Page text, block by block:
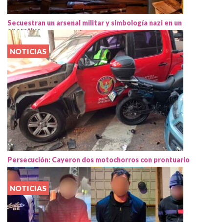
Secuestran un arsenal militar y simbología nazi en un
operativo
NOTICIAS
Persecución: Cayeron dos motochorros con prontuario
NOTICIAS